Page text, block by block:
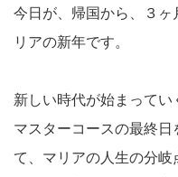
今日が、帰国から、３ヶ
リアの新年です。
新しい時代が始まって
マスターコースの最終
て、マリアの人生の分